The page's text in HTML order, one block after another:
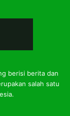
berisi berita dan
salah satu